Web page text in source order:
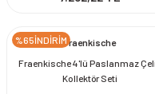
%65İNDİRİMFraenkische
Fraenkische 4'lü Paslanmaz
Kollektör Seti